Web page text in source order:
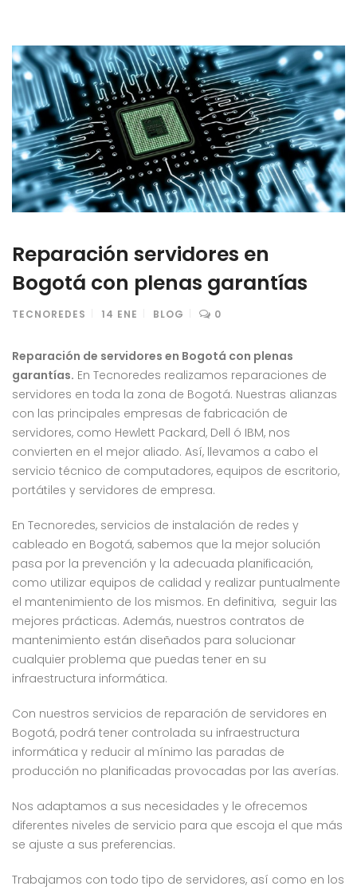
Reparación servidores en
Bogotá con plenas garantías
TECNOREDES 14 ENE BLOG 0
Reparación de servidores en Bogotá con plenas
garantías. En Tecnoredes realizamos reparaciones de
servidores en toda la zona de Bogotá. Nuestras alianzas
con las principales empresas de fabricación de
servidores, como Hewlett Packard, Dell ó IBM, nos
convierten en el mejor aliado. Así, llevamos a cabo el
servicio técnico de computadores, equipos de escritorio,
portátiles y servidores de empresa.
En Tecnoredes, servicios de instalación de redes y
cableado en Bogotá, sabemos que la mejor solución
pasa por la prevención y la adecuada planificación,
como utilizar equipos de calidad y realizar puntualmente
el mantenimiento de los mismos. En definitiva, seguir las
mejores prácticas. Además, nuestros contratos de
mantenimiento están diseñados para solucionar
cualquier problema que puedas tener en su
infraestructura informática.
Con nuestros servicios de reparación de servidores en
Bogotá, podrá tener controlada su infraestructura
informática y reducir al mínimo las paradas de
producción no planificadas provocadas por las averías.
Nos adaptamos a sus necesidades y le ofrecemos
diferentes niveles de servicio para que escoja el que más
se ajuste a sus preferencias.
Trabajamos con todo tipo de servidores, así como en los